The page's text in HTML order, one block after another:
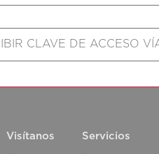
Visítanos Servicios